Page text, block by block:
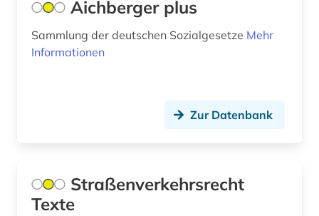
altes buch (17)
altes testament (12)
altfranzösisch (8)
Aichberger plus
Sammlung der deutschen Sozialgesetze Mehr
Informationen
Zur Datenbank
Straßenverkehrsrecht
Texte